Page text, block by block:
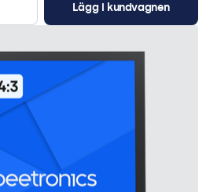
Lägg i kundvagnen